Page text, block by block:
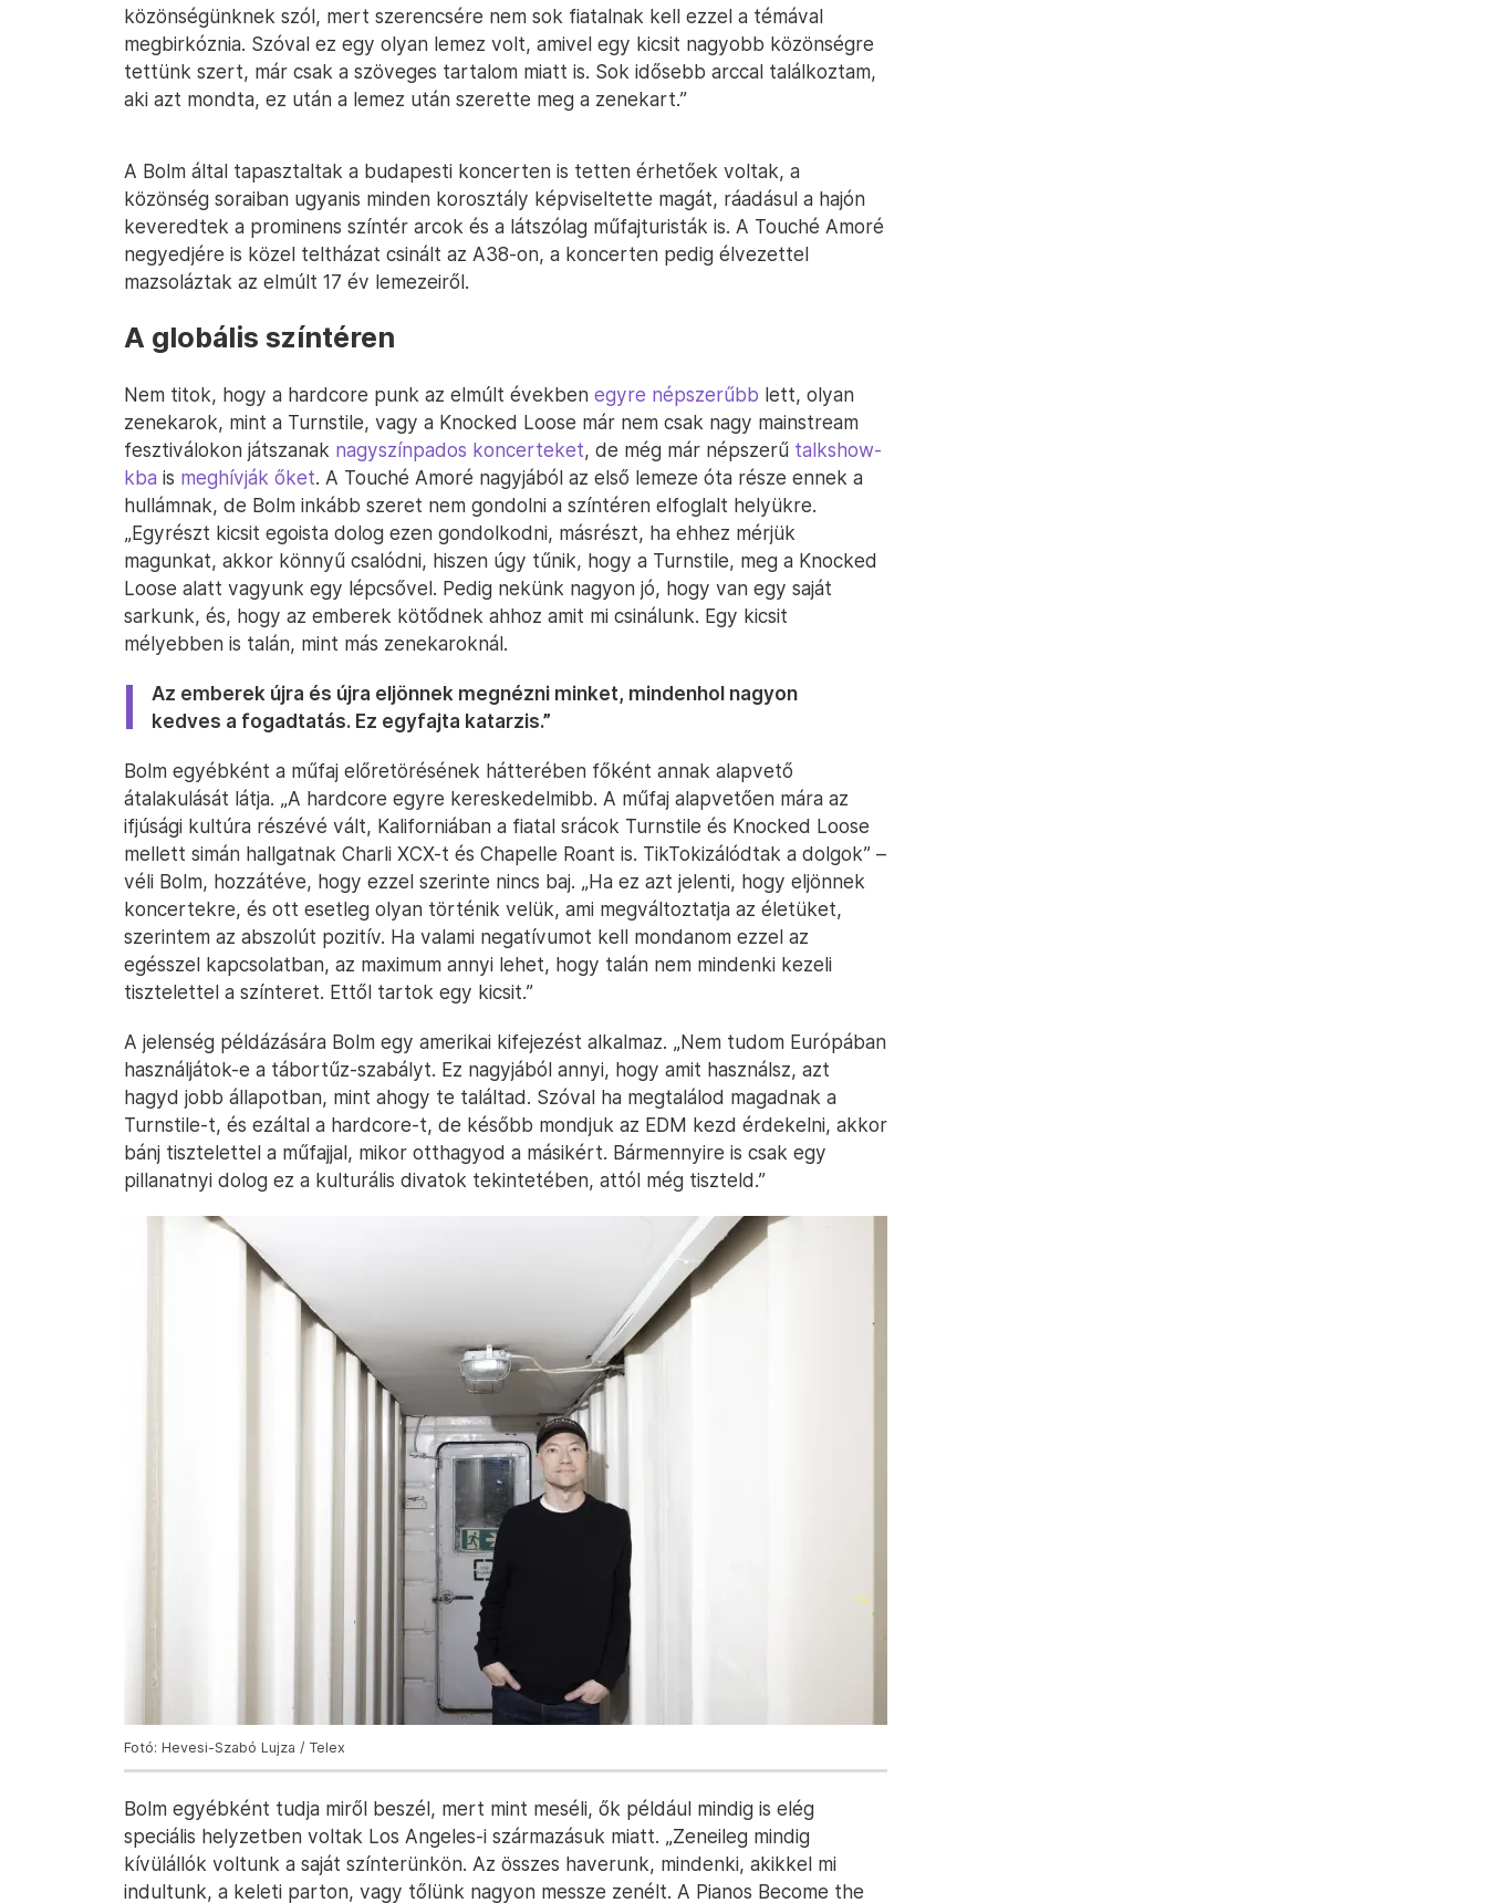
közönségünknek szól, mert szerencsére nem sok fiatalnak kell ezzel a témával
megbirkóznia. Szóval ez egy olyan lemez volt, amivel egy kicsit nagyobb közönségre
tettünk szert, már csak a szöveges tartalom miatt is. Sok idősebb arccal találkoztam,
aki azt mondta, ez után a lemez után szerette meg a zenekart.”
A Bolm által tapasztaltak a budapesti koncerten is tetten érhetőek voltak, a
közönség soraiban ugyanis minden korosztály képviseltette magát, ráadásul a hajón
keveredtek a prominens színtér arcok és a látszólag műfajturisták is. A Touché Amoré
negyedjére is közel teltházat csinált az A38-on, a koncerten pedig élvezettel
mazsoláztak az elmúlt 17 év lemezeiről.
A globális színtéren
Nem titok, hogy a hardcore punk az elmúlt években egyre népszerűbb lett, olyan
zenekarok, mint a Turnstile, vagy a Knocked Loose már nem csak nagy mainstream
fesztiválokon játszanak nagyszínpados koncerteket, de még már népszerű talkshow-
kba is meghívják őket. A Touché Amoré nagyjából az első lemeze óta része ennek a
hullámnak, de Bolm inkább szeret nem gondolni a színtéren elfoglalt helyükre.
„Egyrészt kicsit egoista dolog ezen gondolkodni, másrészt, ha ehhez mérjük
magunkat, akkor könnyű csalódni, hiszen úgy tűnik, hogy a Turnstile, meg a Knocked
Loose alatt vagyunk egy lépcsővel. Pedig nekünk nagyon jó, hogy van egy saját
sarkunk, és, hogy az emberek kötődnek ahhoz amit mi csinálunk. Egy kicsit
mélyebben is talán, mint más zenekaroknál.
Az emberek újra és újra eljönnek megnézni minket, mindenhol nagyon
kedves a fogadtatás. Ez egyfajta katarzis.”
Bolm egyébként a műfaj előretörésének hátterében főként annak alapvető
átalakulását látja. „A hardcore egyre kereskedelmibb. A műfaj alapvetően mára az
ifjúsági kultúra részévé vált, Kaliforniában a fiatal srácok Turnstile és Knocked Loose
mellett simán hallgatnak Charli XCX-t és Chapelle Roant is. TikTokizálódtak a dolgok” –
véli Bolm, hozzátéve, hogy ezzel szerinte nincs baj. „Ha ez azt jelenti, hogy eljönnek
koncertekre, és ott esetleg olyan történik velük, ami megváltoztatja az életüket,
szerintem az abszolút pozitív. Ha valami negatívumot kell mondanom ezzel az
egésszel kapcsolatban, az maximum annyi lehet, hogy talán nem mindenki kezeli
tisztelettel a színteret. Ettől tartok egy kicsit.”
A jelenség példázására Bolm egy amerikai kifejezést alkalmaz. „Nem tudom Európában
használjátok-e a tábortűz-szabályt. Ez nagyjából annyi, hogy amit használsz, azt
hagyd jobb állapotban, mint ahogy te találtad. Szóval ha megtalálod magadnak a
Turnstile-t, és ezáltal a hardcore-t, de később mondjuk az EDM kezd érdekelni, akkor
bánj tisztelettel a műfajjal, mikor otthagyod a másikért. Bármennyire is csak egy
pillanatnyi dolog ez a kulturális divatok tekintetében, attól még tiszteld.”
Fotó: Hevesi-Szabó Lujza / Telex
Bolm egyébként tudja miről beszél, mert mint meséli, ők például mindig is elég
speciális helyzetben voltak Los Angeles-i származásuk miatt. „Zeneileg mindig
kívülállók voltunk a saját színterünkön. Az összes haverunk, mindenki, akikkel mi
indultunk, a keleti parton, vagy tőlünk nagyon messze zenélt. A Pianos Become the